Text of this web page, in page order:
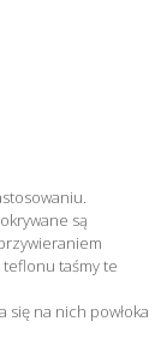
są
teflonu taśmy te
się na nich powłoka